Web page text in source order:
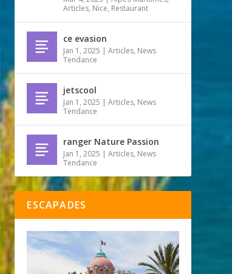
Articles, Nice, Restaurant
ce evasion
Jan 1, 2025 |Articles, News
Tendance
jetscool
Jan 1, 2025 |Articles, News
Tendance
ranger Nature Passion
Jan 1, 2025 |Articles, News
Tendance
ESCAPADES